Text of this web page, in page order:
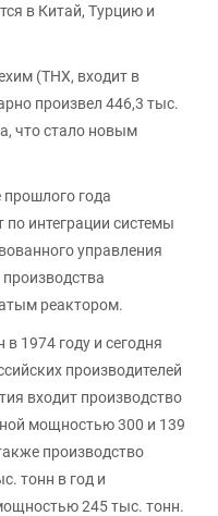
в Китай, Турцию и
(ТНХ, входит в
произвел 446,3 тыс.
что стало новым
прошлого года
интеграции системы
управления
реактором.
1974 году и сегодня
производителей
входит производство
мощностью 300 и 139
производство
тонн в год и
245 тыс. тонн.